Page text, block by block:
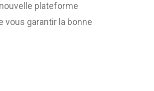
plateforme
vous garantir la bonne